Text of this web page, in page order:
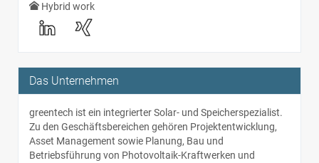
Hybrid work
Das Unternehmen
greentech ist ein integrierter Solar- und Speicherspezialist.
Zu den Geschäftsbereichen gehören Projektentwicklung,
Asset Management sowie Planung, Bau und
Betriebsführung von Photovoltaik-Kraftwerken und